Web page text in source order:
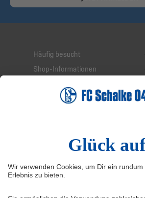
Häufig besucht
Shop-Informationen
Service-Hotline